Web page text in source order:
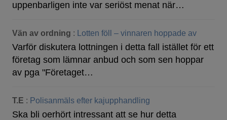
uppenbarligen inte var seriöst menat när…
Vän av ordning : Lotten föll – vinnaren hoppade av
Varför diskutera lottningen i detta fall istället för ett
företag som lämnar anbud och som sen hoppar
av pga "Företaget…
T.E : Polisanmäls efter kajupphandling
Ska bli oerhört intressant att se hur detta